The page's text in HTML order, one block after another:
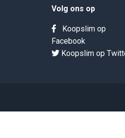
Volg ons op
Koopslim op
Facebook
Koopslim op